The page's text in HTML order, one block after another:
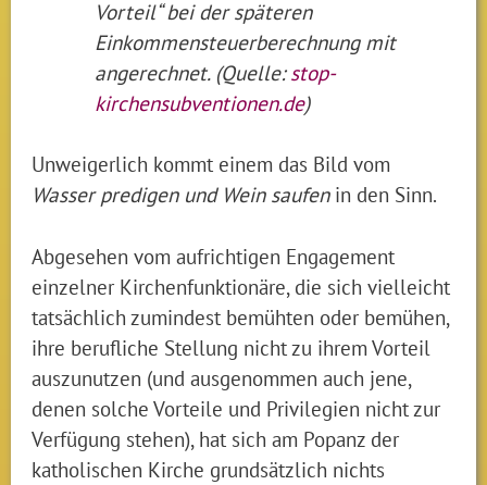
Vorteil“ bei der späteren
Einkommensteuerberechnung mit
angerechnet. (Quelle:stop-
kirchensubventionen.de)
Unweigerlich kommt einem das Bild vom
Wasser predigen und Wein saufenin den Sinn.
Abgesehen vom aufrichtigen Engagement
einzelner Kirchenfunktionäre, die sich vielleicht
tatsächlich zumindest bemühten oder bemühen,
ihre berufliche Stellung nicht zu ihrem Vorteil
auszunutzen (und ausgenommen auch jene,
denen solche Vorteile und Privilegien nicht zur
Verfügung stehen), hat sich am Popanz der
katholischen Kirche grundsätzlich nichts